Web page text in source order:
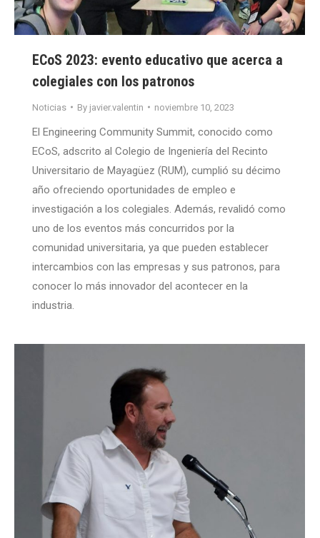
ECoS 2023: evento educativo que acerca a
colegiales con los patronos
Noticias By javier.valentin noviembre 10, 2023
El Engineering Community Summit, conocido como
ECoS, adscrito al Colegio de Ingeniería del Recinto
Universitario de Mayagüez (RUM), cumplió su décimo
año ofreciendo oportunidades de empleo e
investigación a los colegiales. Además, revalidó como
uno de los eventos más concurridos por la
comunidad universitaria, ya que pueden establecer
intercambios con las empresas y sus patronos, para
conocer lo más innovador del acontecer en la
industria.